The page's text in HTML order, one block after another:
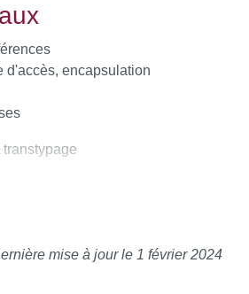
d'accès, encapsulation
expressions lambda
mise à jour le 1 février 2024